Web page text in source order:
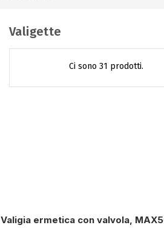
Valigette
Ci sono 31 prodotti.
Valigia ermetica con valvola,